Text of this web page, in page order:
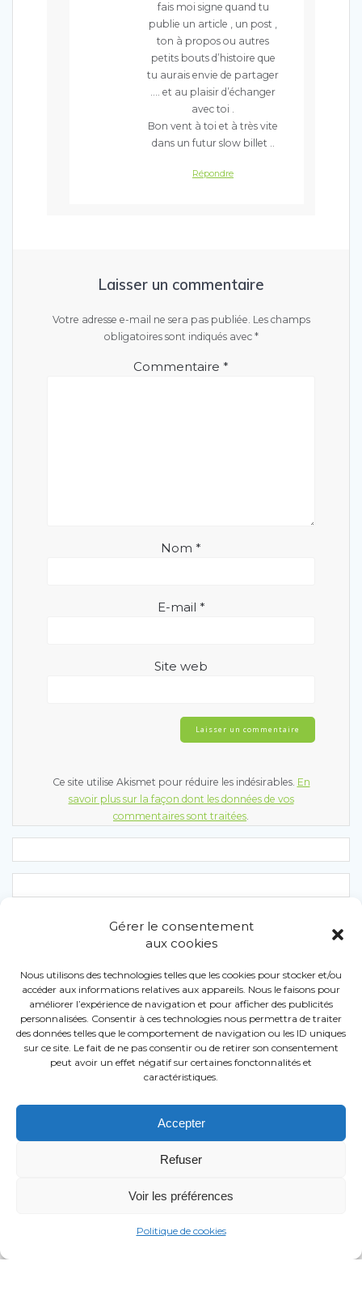
Gérer le consentement
aux cookies
Nous utilisons des technologies telles que les cookies pour stocker et/ou
accéder aux informations relatives aux appareils. Nous le faisons pour
améliorer l’expérience de navigation et pour afficher des publicités
personnalisées. Consentir à ces technologies nous permettra de traiter
des données telles que le comportement de navigation ou les ID uniques
sur ce site. Le fait de ne pas consentir ou de retirer son consentement
peut avoir un effet négatif sur certaines fonctonnalités et
caractéristiques.
Accepter
Refuser
Voir les préférences
Politique de cookies
fais moi signe quand tu
publie un article , un post ,
ton à propos ou autres
petits bouts d’histoire que
tu aurais envie de partager
…. et au plaisir d’échanger
avec toi .
Bon vent à toi et à très vite
dans un futur slow billet ..
Répondre
Laisser un commentaire
Votre adresse e-mail ne sera pas publiée. Les champs
obligatoires sont indiqués avec *
Commentaire *
Nom *
E-mail *
Site web
Ce site utilise Akismet pour réduire les indésirables. En
savoir plus sur la façon dont les données de vos
commentaires sont traitées.
ECOPRENEUR
Conditions Générales d’Utilisation (CGU)